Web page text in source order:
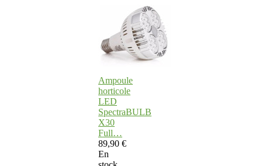
Ampoule
horticole
LED
SpectraBULB
X30
Full…
89,90 €
En